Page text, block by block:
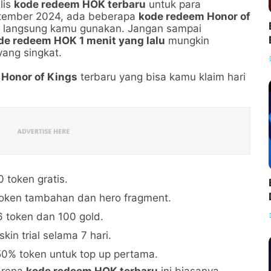
kode redeem HOK terbaru untuk para
2024, ada beberapa kode redeem Honor of
kamu gunakan. Jangan sampai
redeem HOK 1 menit yang lalu mungkin
singkat.
of Kings terbaru yang bisa kamu klaim hari
token gratis.
tambahan dan hero fragment.
token dan 100 gold.
trial selama 7 hari.
token untuk top up pertama.